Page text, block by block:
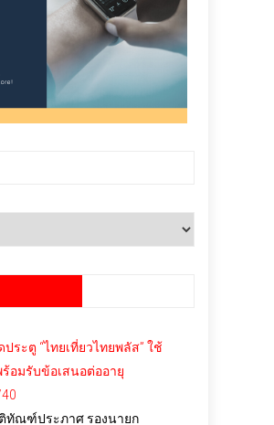
ประตู “ไทยเที่ยวไทยพลัส” ใช้
ร้อมรับข้อเสนอต่ออายุ
ทัณฑ์ประภาศ รองนายก